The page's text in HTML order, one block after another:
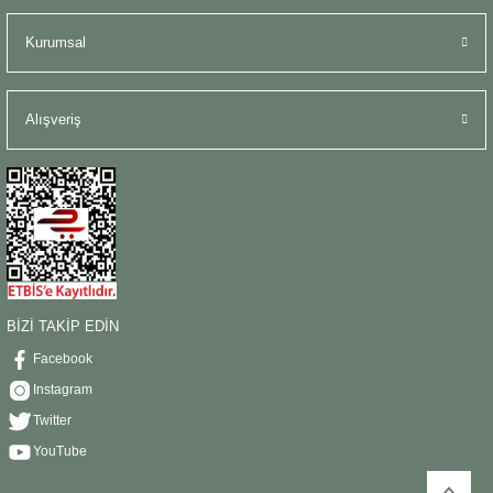
Kurumsal
Alışveriş
BİZİ TAKİP EDİN
Facebook
Instagram
Twitter
YouTube